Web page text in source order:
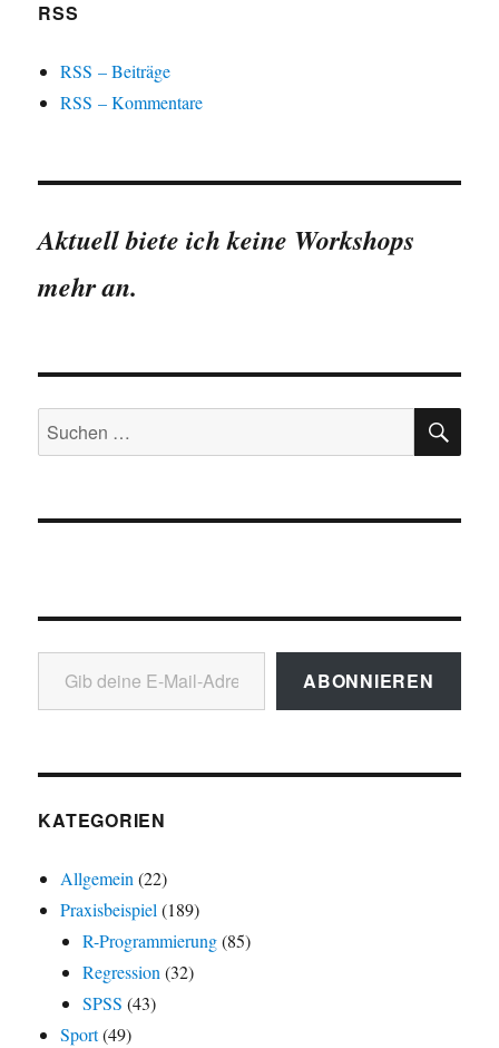
RSS
RSS – Beiträge
RSS – Kommentare
Aktuell biete ich keine Workshops
mehr an.
Suchen
nach:
Gib deine E-Mail-Adresse ein ...
ABONNIEREN
KATEGORIEN
Allgemein (22)
Praxisbeispiel (189)
R-Programmierung(85)
Regression (32)
SPSS (43)
Sport(49)